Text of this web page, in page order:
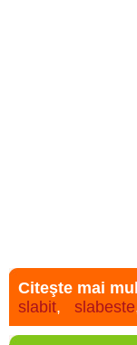
Citeşte mai
slabit, slabeste